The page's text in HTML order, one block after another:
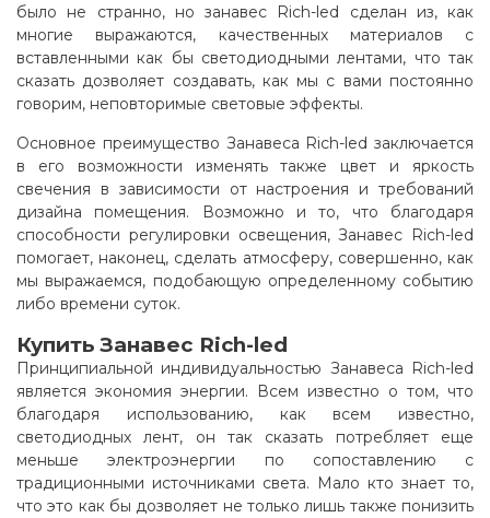
было не странно, но занавес Rich-led сделан из, как
многие выражаются, качественных материалов с
вставленными как бы светодиодными лентами, что так
сказать дозволяет создавать, как мы с вами постоянно
говорим, неповторимые световые эффекты.
Основное преимущество Занавеса Rich-led заключается
в его возможности изменять также цвет и яркость
свечения в зависимости от настроения и требований
дизайна помещения. Возможно и то, что благодаря
способности регулировки освещения, Занавес Rich-led
помогает, наконец, сделать атмосферу, совершенно, как
мы выражаемся, подобающую определенному событию
либо времени суток.
Купить Занавес Rich-led
Принципиальной индивидуальностью Занавеса Rich-led
является экономия энергии. Всем известно о том, что
благодаря использованию, как всем известно,
светодиодных лент, он так сказать потребляет еще
меньше электроэнергии по сопоставлению с
традиционными источниками света. Мало кто знает то,
что это как бы дозволяет не только лишь также понизить